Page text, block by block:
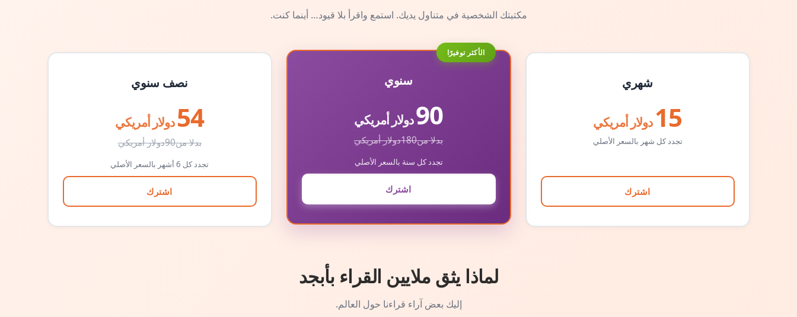
مكتبتك الشخصية في متناول يديك. استمع واقرأ بلا قيود… أينما كنت.
شهري
15 دولار أمريكي
تجدد كل شهر بالسعر الأصلي
اشترك
الأكثر توفيرًا
سنوي
90دولار أمريكي
بدلا من180دولار أمريكي
تجدد كل سنة بالسعر الأصلي
اشترك
نصف سنوي
54 دولار أمريكي
بدلا من90دولار أمريكي
تجدد كل 6 أشهر بالسعر الأصلي
اشترك
لماذا يثق ملايين القراء بأبجد
إليك بعض آراء قراءنا حول العالم.